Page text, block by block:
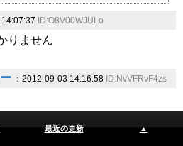
ID:O8V00WJULo
りません
：2012-09-03 14:16:58 ID:NvVFRvF4zs
最近の更新 ▲